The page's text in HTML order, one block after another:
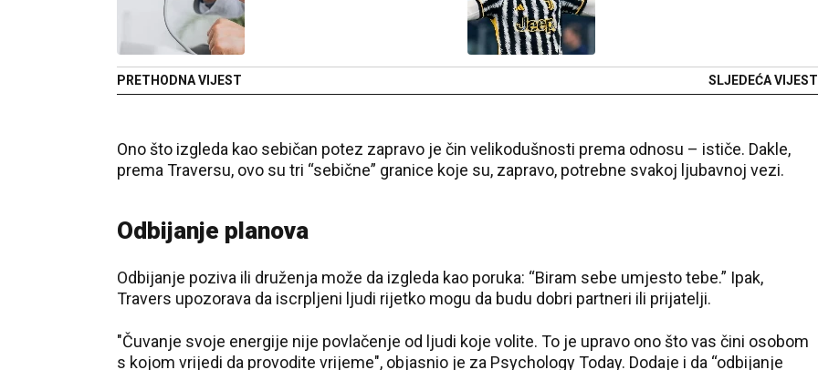
PRETHODNA VIJEST SLJEDEĆA VIJEST
Ono što izgleda kao sebičan potez zapravo je čin velikodušnosti prema odnosu – ističe. Dakle,
prema Traversu, ovo su tri “sebične” granice koje su, zapravo, potrebne svakoj ljubavnoj vezi.
Odbijanje planova
Odbijanje poziva ili druženja može da izgleda kao poruka: “Biram sebe umjesto tebe.” Ipak,
Travers upozorava da iscrpljeni ljudi rijetko mogu da budu dobri partneri ili prijatelji.
"Čuvanje svoje energije nije povlačenje od ljudi koje volite. To je upravo ono što vas čini osobom
s kojom vrijedi da provodite vrijeme", objasnio je za Psychology Today. Dodaje i da “odbijanje